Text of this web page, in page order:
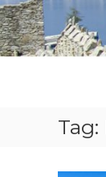
n
t
Tag: